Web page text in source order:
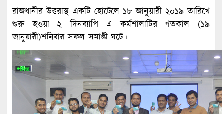
রাজধানীর উত্তরাস্থ একটি হোটেলে ১৮ জানুয়ারী ২০১৯ তারিখে
শুরু হওয়া ২ দিনব্যাপি এ কর্মশালাটির গতকাল (১৯
জানুয়ারী)শনিবার সফল সমাপ্তী ঘটে।